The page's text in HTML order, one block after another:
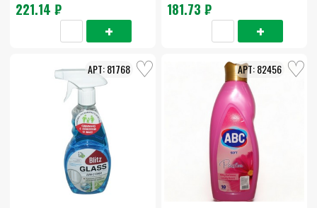
221.14 ₽ 181.73 ₽
81768 82456